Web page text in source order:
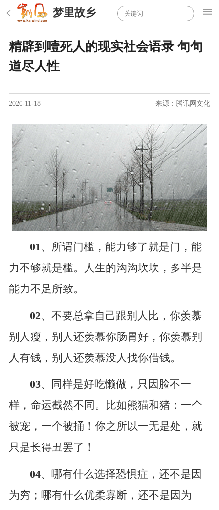
梦里故乡
精辟到噎死人的现实社会语录 句句
道尽人性
2020-11-18 来源：腾讯网文化
01 、所谓门槛，能力够了就是门，能
力不够就是槛。人生的沟沟坎坎，多半是
能力不足所致。
02、不要总拿自己跟别人比，你羡慕
别人瘦，别人还羡慕你肠胃好，你羡慕别
人有钱，别人还羡慕没人找你借钱。
03、同样是好吃懒做，只因脸不一
样，命运截然不同。比如熊猫和猪：一个
被宠，一个被捅！你之所以一无是处，就
只是长得丑罢了！
04、哪有什么选择恐惧症，还不是因
为穷；哪有什么优柔寡断，还不是因为